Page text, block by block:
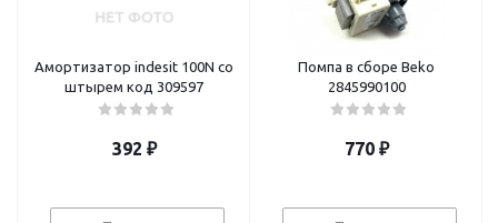
Амортизатор indesit 100N со
штырем код 309597
392 ₽
Помпа в сборе Beko
2845990100
770₽